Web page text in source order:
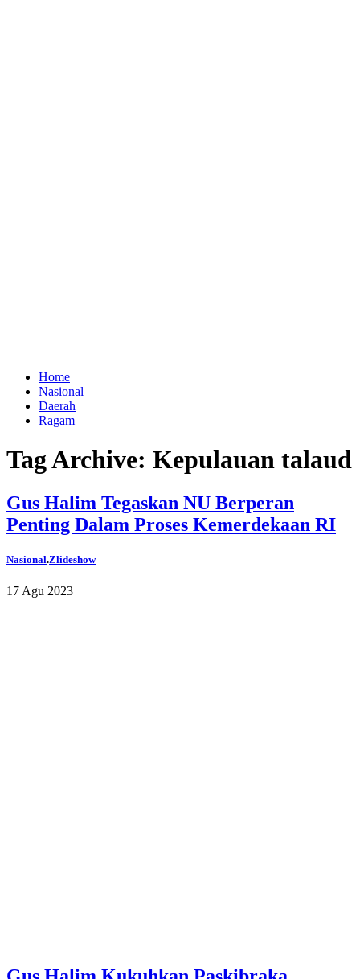
Home
Nasional
Daerah
Ragam
Tag Archive: Kepulauan talaud
Gus Halim Tegaskan NU Berperan
Penting Dalam Proses Kemerdekaan RI
Nasional.Zlideshow
17 Agu 2023